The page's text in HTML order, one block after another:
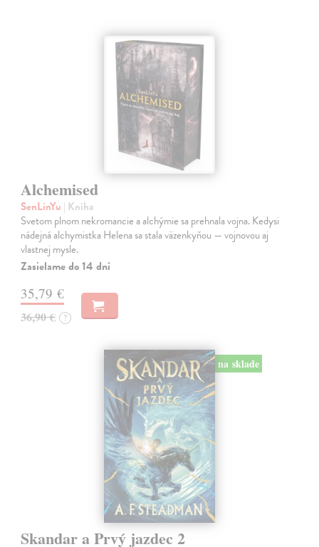
Alchemised
SenLinYu | Kniha
Svetom plnom nekromancie a alchýmie sa prehnala vojna. Kedysi
nádejná alchymistka Helena sa stala väzenkyňou — vojnovou aj
vlastnej mysle.
Zasielame do 14 dní
35,79 €
36,90 € ?
na sklade
Skandar a Prvý jazdec 2